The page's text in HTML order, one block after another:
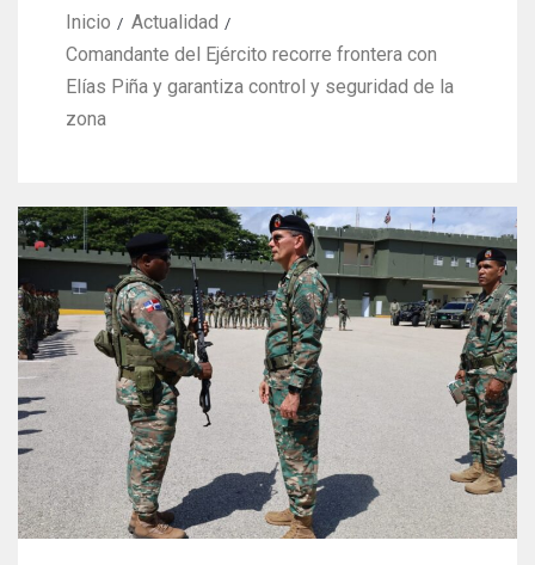
Inicio
Actualidad
Comandante del Ejército recorre frontera con
Elías Piña y garantiza control y seguridad de la
zona